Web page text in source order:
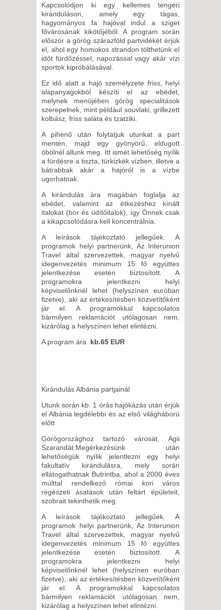
Kapcsolódjon ki egy kellemes tengeri
kiránduláson, amely egy tágas,
hagyományos fa hajóval indul a sziget
fővárosának kikötőjéből. A program során
először a görög szárazföld partvidékét érjük
el, ahol egy homokos strandon tölthetünk el
időt fürdőzéssel, napozással vagy akár vízi
sportok kipróbálásával.
Ez idő alatt a hajó személyzete friss, helyi
alapanyagokból készíti el az ebédet,
melynek menüjében görög specialitások
szerepelnek, mint például souvlaki, grillezett
kolbász, friss saláta és tzatziki.
A pihenő után folytatjuk utunkat a part
mentén, majd egy gyönyörű, eldugott
öbölnél állunk meg. Itt ismét lehetőség nyílik
a fürdésre a tiszta, türkizkék vízben, illetve a
bátrabbak akár a hajóról is a vízbe
ugorhatnak.
A kirándulás ára magában foglalja az
ebédet, valamint az étkezéshez kínált
italokat (bor és üdítőitalok), így Önnek csak
a kikapcsolódásra kell koncentrálnia.
A leírások tájékoztató jellegűek. A
programok helyi partnerünk, Az Interunion
Travel által szervezettek, magyar nyelvű
idegenvezetés minimum 15 fő együttes
jelentkezése esetén biztosított. A
programokra jelentkezni helyi
képviselőnknél lehet (helyszínen euróban
fizetve), aki az értékesítésben közvetítőként
jár el. A programokkal kapcsolatos
bármilyen reklamációt utólagosan nem,
kizárólag a helyszínen lehet elintézni.
A program ára kb.65 EUR
Kirándulás Albánia partjainál
Utunk során kb. 1 órás hajókázás után érjük
el Albánia legdélebbi és az első világháború
előtt
Görögországhoz tartozó városát, Agii
Szarandát.Megérkezésünk után
lehetőségük nyílik jelentlezni egy helyi
fakultatív kirándulásra, mely során
ellátogathatnak Butrintba, ahol a 2000 éves
múlttal rendelkező római kori város
régészeti ásatások után feltárt épületeit,
szobrait tekinthetik meg.
A leírások tájékoztató jellegűek. A
programok helyi partnerünk, Az Interunion
Travel által szervezettek, magyar nyelvű
idegenvezetés minimum 15 fő együttes
jelentkezése esetén biztosított. A
programokra jelentkezni helyi
képviselőnknél lehet (helyszínen euróban
fizetve), aki az értékesítésben közvetítőként
jár el. A programokkal kapcsolatos
bármilyen reklamációt utólagosan nem,
kizárólag a helyszínen lehet elintézni.